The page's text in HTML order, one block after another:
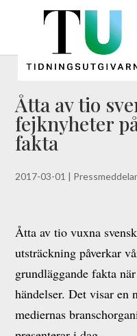
Åtta av tio
fejknyheter
fakta
2017-03-01 |
Åtta av tio vuxna
utsträckning påverkar
grundläggande fakta
händelser. Det visar en
mediernas